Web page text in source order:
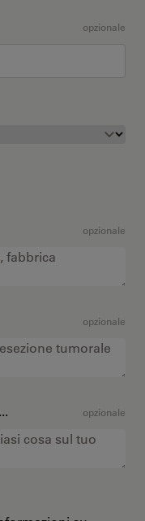
opzionale
opzionale
opzionale
opzionale